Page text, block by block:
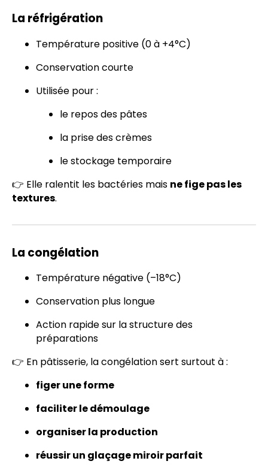
La réfrigération
Température positive (0 à +4°C)
Conservation courte
Utilisée pour :
le repos des pâtes
la prise des crèmes
le stockage temporaire
👉 Elle ralentit les bactéries mais ne fige pas les
textures.
La congélation
Température négative (–18°C)
Conservation plus longue
Action rapide sur la structure des
préparations
👉 En pâtisserie, la congélation sert surtout à :
figer une forme
faciliter le démoulage
organiser la production
réussir un glaçage miroir parfait